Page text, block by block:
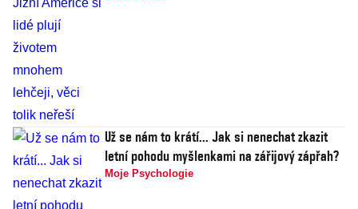
Už se nám to krátí... Jak si nenechat zkazit
letní pohodu myšlenkami na zářijový zápřah?
Moje Psychologie